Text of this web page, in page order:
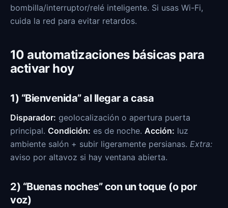
bombilla/interruptor/relé inteligente. Si usas Wi-Fi,
cuida la red para evitar retardos.
10 automatizaciones básicas para
activar hoy
1) “Bienvenida” al llegar a casa
Disparador: geolocalización o apertura puerta
principal. Condición: es de noche. Acción: luz
ambiente salón + subir ligeramente persianas. Extra:
aviso por altavoz si hay ventana abierta.
2) “Buenas noches” con un toque (o por
voz)